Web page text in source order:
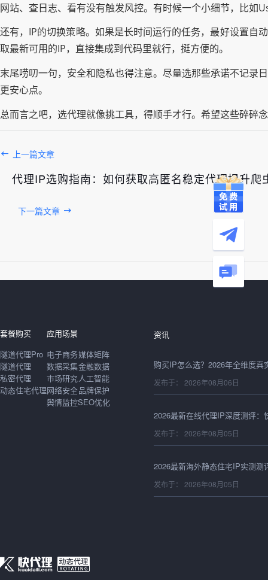
网站、查日志、看有没有触发风控。有时候一个小细节，比如
还有，IP的切换策略。如果是长时间运行的任务，最好设置自
取最新可用的IP，直接集成到代码里就行，挺方便的。
末尾唠叨一句，安全和隐私也得注意。尽量选那些承诺不记录
更安心点。
总而言之吧，选代理就像挑工具，得顺手才行。希望这些碎
上一篇文章
代理IP选购指南：如何获取高匿名稳定代理提升爬
下一篇文章
套餐购买
隧道代理Pro
隧道代理
私密代理
动态住宅代理
应用场景
电子商务
数据采集
市场研究
网络安全
舆情监控
媒体矩阵
金融数据
人工智能
品牌保护
SEO优化
资讯
发布于： 2026年08月06日
发布于： 2026年08月06日
发布于： 2026年08月05日
发布于： 2026年08月05日